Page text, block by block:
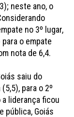
neste ano, o
no 3º lugar,
o empate
nota de 6,4.
saiu do
para o 2º
a liderança ficou
pública, Goiás